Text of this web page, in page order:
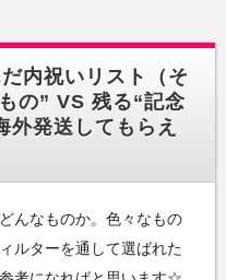
内祝いリスト（そ
の” VS 残る“記念
発送してもらえ
んなものか。色々なもの
ルターを通して選ばれた